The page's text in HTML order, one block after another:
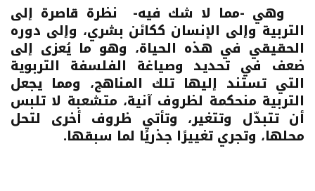
وهي -مما لا شك فيه- نظرة قاصرة إلى
التربية وإلى الإنسان ككائن بشري، وإلى دوره
الحقيقي في هذه الحياة، وهو ما يُعزى إلى
ضعف في تحديد وصياغة الفلسفة التربوية
التي تستند إليها تلك المناهج، ومما يجعل
التربية منحكمة لظروف آنية، متشعبة لا تلبس
أن تتبدّل وتتغير، وتأتي ظروف أخرى لتحل
محلها، وتجري تغييرًا جذريًا لما سبقها.